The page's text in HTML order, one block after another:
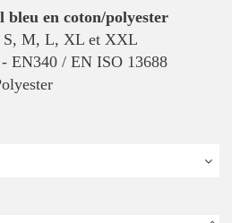
en coton/polyester
S, M, L, XL et XXL
EN340 / EN ISO 13688